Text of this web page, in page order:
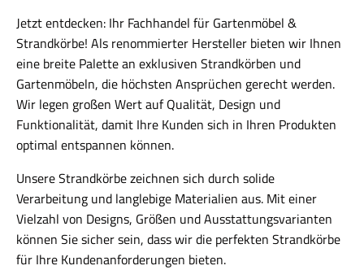
Jetzt entdecken: Ihr Fachhandel für Gartenmöbel &
Strandkörbe! Als renommierter Hersteller bieten wir Ihnen
eine breite Palette an exklusiven Strandkörben und
Gartenmöbeln, die höchsten Ansprüchen gerecht werden.
Wir legen großen Wert auf Qualität, Design und
Funktionalität, damit Ihre Kunden sich in Ihren Produkten
optimal entspannen können.
Unsere Strandkörbe zeichnen sich durch solide
Verarbeitung und langlebige Materialien aus. Mit einer
Vielzahl von Designs, Größen und Ausstattungsvarianten
können Sie sicher sein, dass wir die perfekten Strandkörbe
für Ihre Kundenanforderungen bieten.